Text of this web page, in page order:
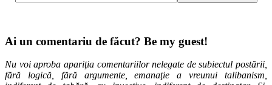
Ai un comentariu de făcut? Be my guest!
Nu voi aproba apariţia comentariilor nelegate de subiectul postării,
fără logică, fără argumente, emanaţie a vreunui talibanism,